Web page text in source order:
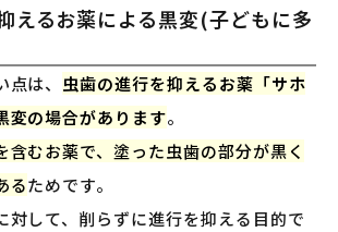
えるお薬による黒変(子どもに多
は、 虫歯の進行を抑えるお薬「サホ
変の場合があります。
含むお薬で、塗った虫歯の部分が黒く
るためです。
対して、削らずに進行を抑える目的で